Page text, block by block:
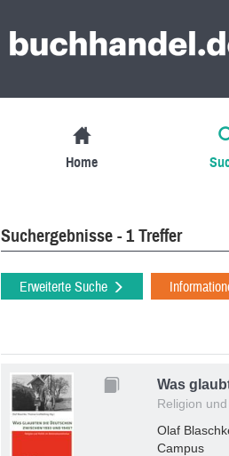
Home
Suchergebnisse - 1 Treffer
Erweiterte Suche
Was
Religion
Olaf
Campus